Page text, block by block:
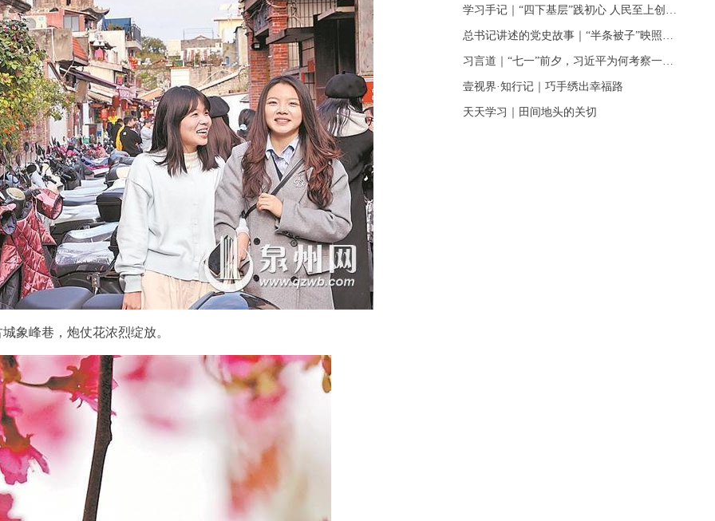
城象峰巷，炮仗花浓烈绽放。
壹视界·知行记｜巧手绣出幸福路
天天学习｜田间地头的关切